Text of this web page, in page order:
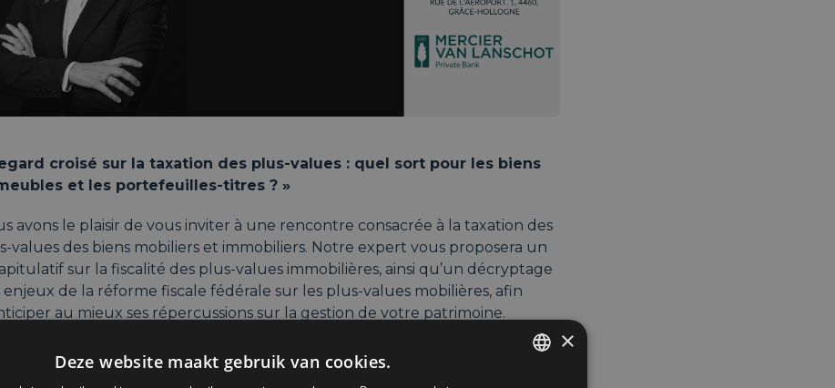
croisé sur la taxation des plus-values : quel sort pour les biens
et les portefeuilles-titres ? »
avons le plaisir de vous inviter à une rencontre consacrée à la taxation des
values des biens mobiliers et immobiliers. Notre expert vous proposera un
sur la fiscalité des plus-values immobilières, ainsi qu’un décryptage
enjeux de la réforme fiscale fédérale sur les plus-values mobilières, afin
au mieux ses répercussions sur la gestion de votre patrimoine.
occasion, vous découvrirez Mercier Van Lanschot, banque privée et
d’une longue tradition entrepreneuriale familiale, qui réinvente le
×
Deze website maakt gebruik van cookies.